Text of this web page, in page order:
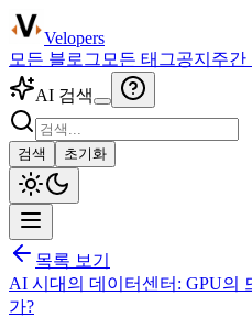
Velopers
모든 블로그 모든 태그공지 주간
AI 검색
검색 초기화
목록 보기
AI 시대의 데이터센터: GPU의
가?